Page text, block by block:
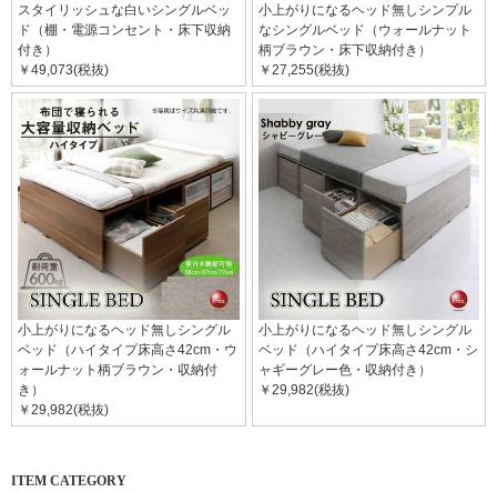
スタイリッシュな白いシングルベッ
ド（棚・電源コンセント・床下収納
付き）
￥49,073(税抜)
小上がりになるヘッド無しシンプル
なシングルベッド（ウォールナット
柄ブラウン・床下収納付き）
￥27,255(税抜)
小上がりになるヘッド無しシングル
ベッド（ハイタイプ床高さ42cm・ウ
ォールナット柄ブラウン・収納付
き）
￥29,982(税抜)
小上がりになるヘッド無しシングル
ベッド（ハイタイプ床高さ42cm・シ
ャギーグレー色・収納付き）
￥29,982(税抜)